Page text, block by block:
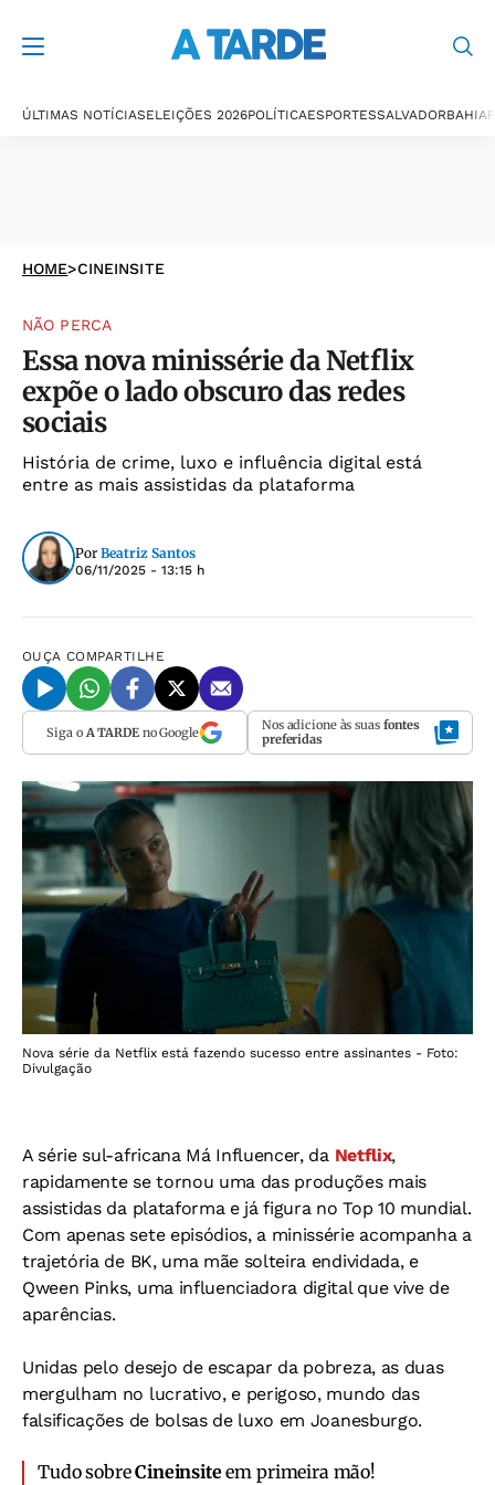
ÚLTIMAS NOTÍCIASELEIÇÕES 2026POLÍTICAESPORTESSALVADORBAHIA
HOME>CINEINSITE
NÃO PERCA
Essa nova minissérie da Netflix
expõe o lado obscuro das redes
sociais
História de crime, luxo e influência digital está
entre as mais assistidas da plataforma
Por Beatriz Santos
06/11/2025 - 13:15 h
OUÇA COMPARTILHE
Siga o A TARDEno Google Nos adicione às suas fontes
preferidas
Nova série da Netflix está fazendo sucesso entre assinantes - Foto:
Divulgação
A série sul-africana Má Influencer, da Netflix,
rapidamente se tornou uma das produções mais
assistidas da plataforma e já figura no Top 10 mundial.
Com apenas sete episódios, a minissérie acompanha a
trajetória de BK, uma mãe solteira endividada, e
Qween Pinks, uma influenciadora digital que vive de
aparências.
Unidas pelo desejo de escapar da pobreza, as duas
mergulham no lucrativo, e perigoso, mundo das
falsificações de bolsas de luxo em Joanesburgo.
Tudo sobreCineinsiteem primeira mão!